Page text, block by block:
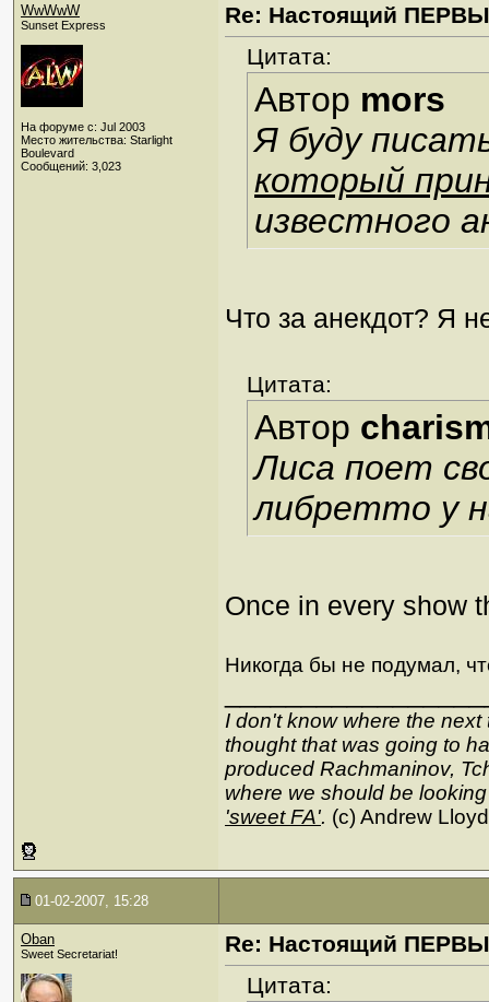
WwWwW
Sunset Express
На форуме с: Jul 2003
Место жительства: Starlight
Boulevard
Сообщений: 3,023
Re: Настоящий
Цитата:
Автор mors
Я буду
который
известного
Что за анекдот? Я
Цитата:
Автор
Лиса поет
либретто у
Once in every show
Никогда бы не подумал,
I don't know where the
thought that was going to
produced Rachmaninov,
where we should be
'sweet FA'. (c) Andrew
01-02-2007, 15:28
Oban
Sweet Secretariat!
Re: Настоящий
Цитата: